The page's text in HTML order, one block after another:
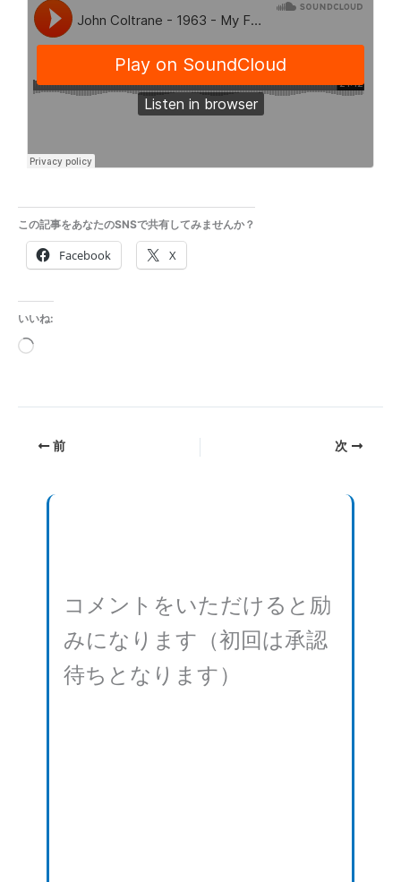
この記事をあなたのSNSで共有してみませんか？
Facebook X
いいね:
読
中…前 次
コメントをいただけると励
みになります（初回は承認
待ちとなります）